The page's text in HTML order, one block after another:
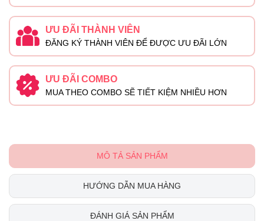
ƯU ĐÃI THÀNH VIÊN
ĐĂNG KÝ THÀNH VIÊN ĐỂ ĐƯỢC ƯU ĐÃI LỚN
ƯU ĐÃI COMBO
MUA THEO COMBO SẼ TIẾT KIỆM NHIỀU HƠN
MÔ TẢ SẢN PHẨM
HƯỚNG DẪN MUA HÀNG
ĐÁNH GIÁ SẢN PHẨM